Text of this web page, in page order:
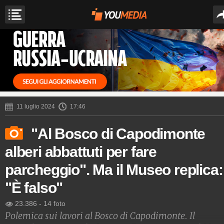
11 luglio 2024 17:46
"Al Bosco di Capodimonte
alberi abbattuti per fare
parcheggio". Ma il Museo replica:
"È falso"
23.386 - 14 foto
Polemica sui lavori al Bosco di Capodimonte. Il